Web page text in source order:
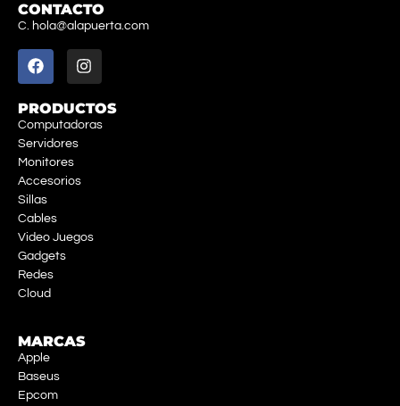
CONTACTO
C. hola@alapuerta.com
PRODUCTOS
Computadoras
Servidores
Monitores
Accesorios
Sillas
Cables
Video Juegos
Gadgets
Redes
Cloud
MARCAS
Apple
Baseus
Epcom